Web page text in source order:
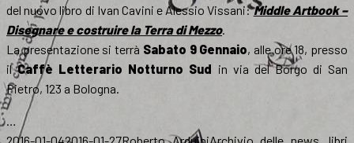
del nuovo libro di Ivan Cavini e Alessio Vissani:Middle Artbook –
Disegnare e costruire la Terra di Mezzo.
La presentazione si terrà Sabato 9 Gennaio, alle ore 18, presso
ilCaffè Letterario Notturno Sud in via del Borgo di San
Pietro, 123 a Bologna.
…
Scritto
Autore Categorie